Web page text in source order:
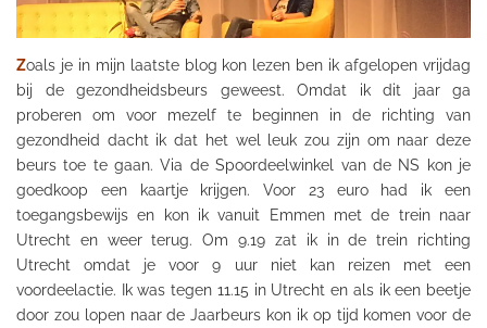
Zoals je in mijn laatste blog kon lezen ben ik afgelopen vrijdag
bij de gezondheidsbeurs geweest. Omdat ik dit jaar ga
proberen om voor mezelf te beginnen in de richting van
gezondheid dacht ik dat het wel leuk zou zijn om naar deze
beurs toe te gaan. Via de Spoordeelwinkel van de NS kon je
goedkoop een kaartje krijgen. Voor 23 euro had ik een
toegangsbewijs en kon ik vanuit Emmen met de trein naar
Utrecht en weer terug. Om 9.19 zat ik in de trein richting
Utrecht omdat je voor 9 uur niet kan reizen met een
voordeelactie. Ik was tegen 11.15 in Utrecht en als ik een beetje
door zou lopen naar de Jaarbeurs kon ik op tijd komen voor de